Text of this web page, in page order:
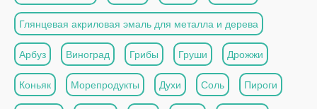
Глянцевая акриловая эмаль для металла и дерева
Арбуз Виноград Грибы Груши Дрожжи
Коньяк Морепродукты Духи Соль Пироги